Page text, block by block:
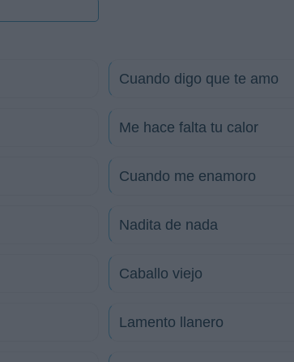
Cuando digo que te amo
Me hace falta tu calor
Cuando me enamoro
Nadita de nada
Caballo viejo
Lamento llanero